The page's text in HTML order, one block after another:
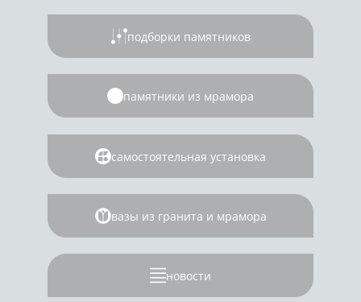
подборки памятников
памятники из мрамора
самостоятельная установка
вазы из гранита и мрамора
новости